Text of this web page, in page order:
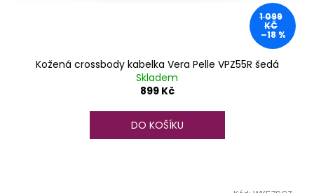
1 099
KČ
–18 %
Kožená crossbody kabelka Vera Pelle VPZ55R šedá
Skladem
899 Kč
DO KOŠÍKU